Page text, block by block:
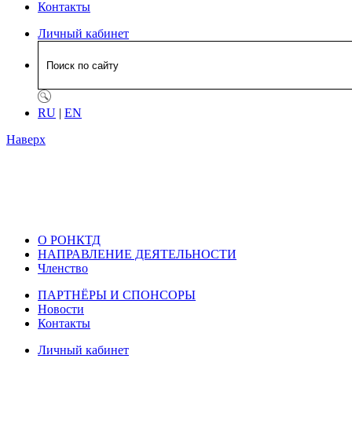
Контакты
Личный кабинет
RU | EN
Наверх
О РОНКТД
НАПРАВЛЕНИЕ ДЕЯТЕЛЬНОСТИ
Членство
ПАРТНЁРЫ И СПОНСОРЫ
Новости
Контакты
Личный кабинет